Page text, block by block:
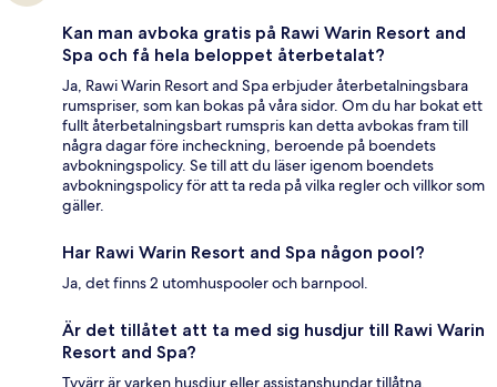
Kan man avboka gratis på Rawi Warin Resort and
Spa och få hela beloppet återbetalat?
Ja, Rawi Warin Resort and Spa erbjuder återbetalningsbara
rumspriser, som kan bokas på våra sidor. Om du har bokat ett
fullt återbetalningsbart rumspris kan detta avbokas fram till
några dagar före incheckning, beroende på boendets
avbokningspolicy. Se till att du läser igenom boendets
avbokningspolicy för att ta reda på vilka regler och villkor som
gäller.
Har Rawi Warin Resort and Spa någon pool?
Ja, det finns 2 utomhuspooler och barnpool.
Är det tillåtet att ta med sig husdjur till Rawi Warin
Resort and Spa?
Tyvärr är varken husdjur eller assistanshundar tillåtna.